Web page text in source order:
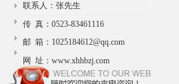
联系人：张先生
传 真：0523-83461116
邮 箱：1025184612@qq.com
网 址：www.xhhbzj.com